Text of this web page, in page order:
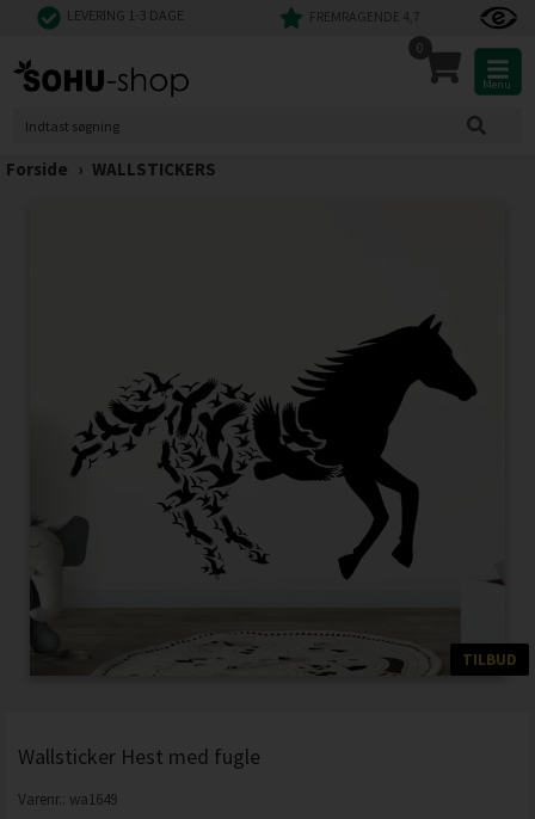
LEVERING 1-3 DAGE FREMRAGENDE 4,7
0
Menu
Forside › WALLSTICKERS
TILBUD
Wallsticker Hest med fugle
Varenr.: wa1649